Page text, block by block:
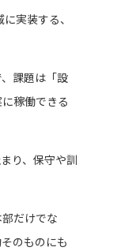
実装する、
課題は「設
稼働できる
り、保守や訓
だけでな
のものにも